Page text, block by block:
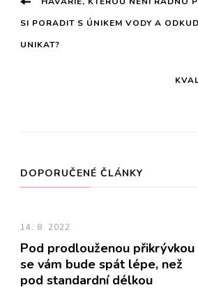
příspěvku
SI PORADIT S ÚNIKEM VODY A
UNIKAT?
DOPORUČENÉ ČLÁNKY
14. 8. 2022
Pod prodlouženou přikrývkou
se vám bude spát lépe, než
pod standardní délkou